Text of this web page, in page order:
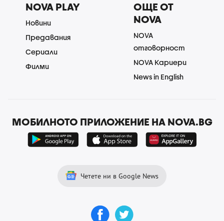
NOVA PLAY
Новини
Предавания
Сериали
Филми
ОЩЕ ОТ
NOVA
NOVA
отговорност
NOVA Кариери
News in English
МОБИЛНОТО ПРИЛОЖЕНИЕ НА NOVA.BG
Четете ни в Google News